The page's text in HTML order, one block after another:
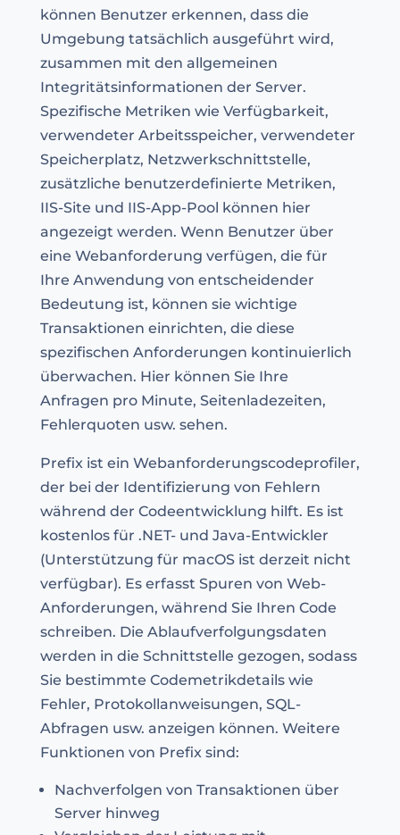
können Benutzer erkennen, dass die
Umgebung tatsächlich ausgeführt wird,
zusammen mit den allgemeinen
Integritätsinformationen der Server.
Spezifische Metriken wie Verfügbarkeit,
verwendeter Arbeitsspeicher, verwendeter
Speicherplatz, Netzwerkschnittstelle,
zusätzliche benutzerdefinierte Metriken,
IIS-Site und IIS-App-Pool können hier
angezeigt werden. Wenn Benutzer über
eine Webanforderung verfügen, die für
Ihre Anwendung von entscheidender
Bedeutung ist, können sie wichtige
Transaktionen einrichten, die diese
spezifischen Anforderungen kontinuierlich
überwachen. Hier können Sie Ihre
Anfragen pro Minute, Seitenladezeiten,
Fehlerquoten usw. sehen.
Prefix ist ein Webanforderungscodeprofiler,
der bei der Identifizierung von Fehlern
während der Codeentwicklung hilft. Es ist
kostenlos für .NET- und Java-Entwickler
(Unterstützung für macOS ist derzeit nicht
verfügbar). Es erfasst Spuren von Web-
Anforderungen, während Sie Ihren Code
schreiben. Die Ablaufverfolgungsdaten
werden in die Schnittstelle gezogen, sodass
Sie bestimmte Codemetrikdetails wie
Fehler, Protokollanweisungen, SQL-
Abfragen usw. anzeigen können. Weitere
Funktionen von Prefix sind:
Nachverfolgen von Transaktionen über
Server hinweg